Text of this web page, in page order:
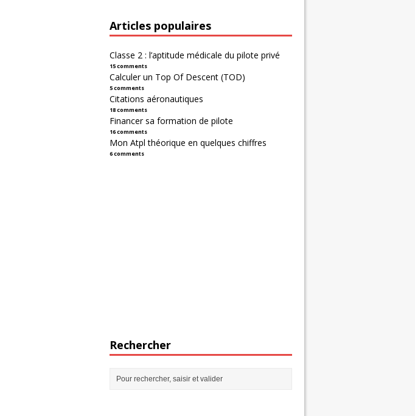
Articles populaires
Classe 2 : l’aptitude médicale du pilote privé
15 comments
Calculer un Top Of Descent (TOD)
5 comments
Citations aéronautiques
18 comments
Financer sa formation de pilote
16 comments
Mon Atpl théorique en quelques chiffres
6 comments
Rechercher